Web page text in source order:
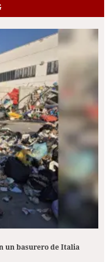
un basurero de Italia